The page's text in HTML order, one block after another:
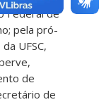
Federal de
pela pró-
UFSC,
de
de